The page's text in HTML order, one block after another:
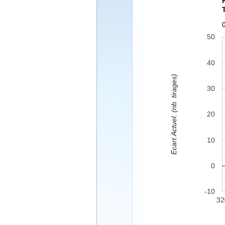
-10
0
10
20
30
40
50
Ecart Actuel. (nb. tirages)